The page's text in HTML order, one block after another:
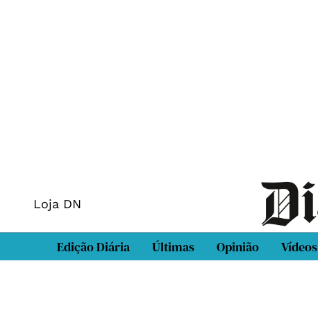
Loja DN
Edição Diária Últimas Opinião Vídeos